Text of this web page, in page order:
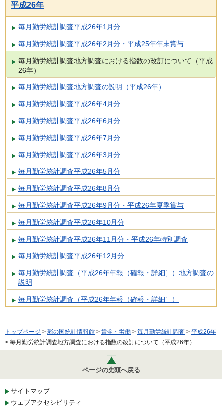
平成26年
毎月勤労統計調査平成26年1月分
毎月勤労統計調査平成26年2月分・平成25年年末賞与
毎月勤労統計調査地方調査における指数の改訂について（平成
26年）
毎月勤労統計調査地方調査の説明（平成26年）
毎月勤労統計調査平成26年4月分
毎月勤労統計調査平成26年6月分
毎月勤労統計調査平成26年7月分
毎月勤労統計調査平成26年3月分
毎月勤労統計調査平成26年5月分
毎月勤労統計調査平成26年8月分
毎月勤労統計調査平成26年9月分・平成26年夏季賞与
毎月勤労統計調査平成26年10月分
毎月勤労統計調査平成26年11月分・平成26年特別調査
毎月勤労統計調査平成26年12月分
毎月勤労統計調査（平成26年年報（確報・詳細））地方調査の
説明
毎月勤労統計調査（平成26年年報（確報・詳細））
トップページ > 彩の国統計情報館 > 賃金・労働 > 毎月勤労統計調査 > 平成26年
> 毎月勤労統計調査地方調査における指数の改訂について（平成26年）
ページの先頭へ戻る
サイトマップ
ウェブアクセシビリティ